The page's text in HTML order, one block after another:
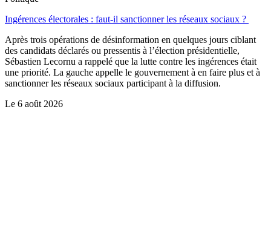
Ingérences électorales : faut-il sanctionner les réseaux sociaux ?
Après trois opérations de désinformation en quelques jours ciblant
des candidats déclarés ou pressentis à l’élection présidentielle,
Sébastien Lecornu a rappelé que la lutte contre les ingérences était
une priorité. La gauche appelle le gouvernement à en faire plus et à
sanctionner les réseaux sociaux participant à la diffusion.
Le 6 août 2026